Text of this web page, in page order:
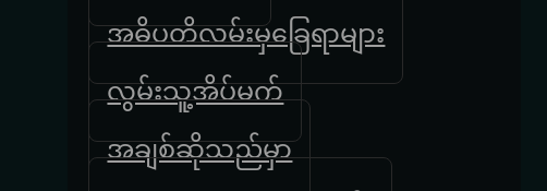
အဓိပတိလမ်းမှခြေရာများ
လွမ်းသူ့အိပ်မက်
အချစ်ဆိုသည်မှာ